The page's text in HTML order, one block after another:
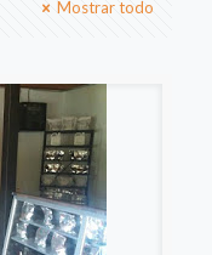
Mostrar todo